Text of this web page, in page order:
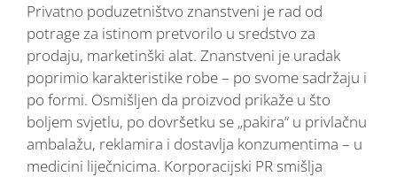
Privatno poduzetništvo znanstveni je rad od
potrage za istinom pretvorilo u sredstvo za
prodaju, marketinški alat. Znanstveni je uradak
poprimio karakteristike robe – po svome sadržaju i
po formi. Osmišljen da proizvod prikaže u što
boljem svjetlu, po dovršetku se „pakira“ u privlačnu
ambalažu, reklamira i dostavlja konzumentima – u
medicini liječnicima. Korporacijski PR smišlja